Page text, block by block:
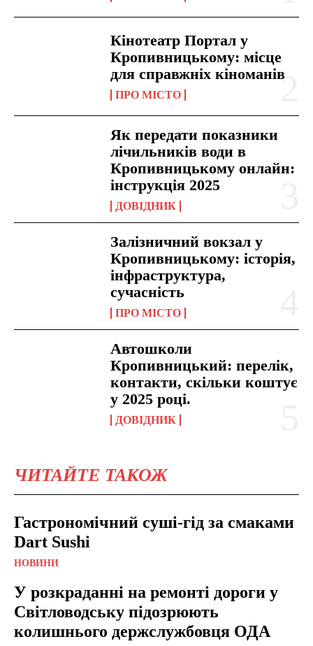
Кінотеатр Портал у
Кропивницькому: місце
для справжніх кіноманів
ПРО МІСТО
Як передати показники
лічильників води в
Кропивницькому онлайн:
інструкція 2025
ДОВІДНИК
Залізничний вокзал у
Кропивницькому: історія,
інфраструктура,
сучасність
ПРО МІСТО
Автошколи
Кропивницький: перелік,
контакти, скільки коштує
у 2025 році.
ДОВІДНИК
ЧИТАЙТЕ ТАКОЖ
Гастрономічний суші-гід за смаками
Dart Sushi
НОВИНИ
У розкраданні на ремонті дороги у
Світловодську підозрюють
колишнього держслужбовця ОДА